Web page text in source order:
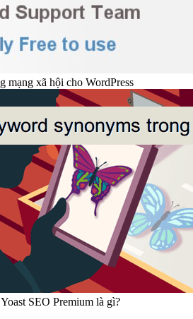
mạng xã hội cho WordPress
SEO Premium là gì?